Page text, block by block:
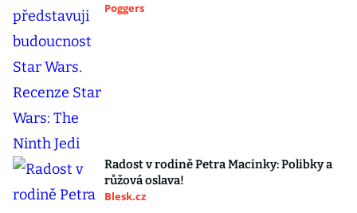
Poggers
Radost v rodině Petra Macinky: Polibky a
růžová oslava!
Blesk.cz